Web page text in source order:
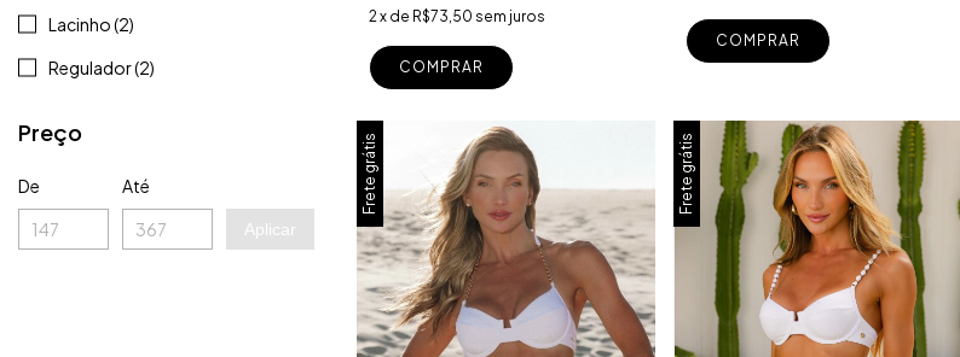
Lacinho (2)
Regulador (2)
Preço
De Até
Aplicar
2 x de R$73,50 sem juros
COMPRAR
COMPRAR
Frete grátis Frete grátis